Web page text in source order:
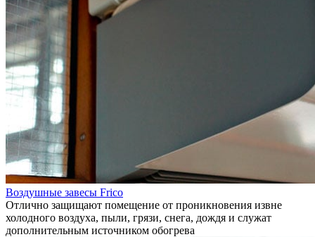
Воздушные завесы Frico
Отлично защищают помещение от проникновения извне
холодного воздуха, пыли, грязи, снега, дождя и служат
дополнительным источником обогрева